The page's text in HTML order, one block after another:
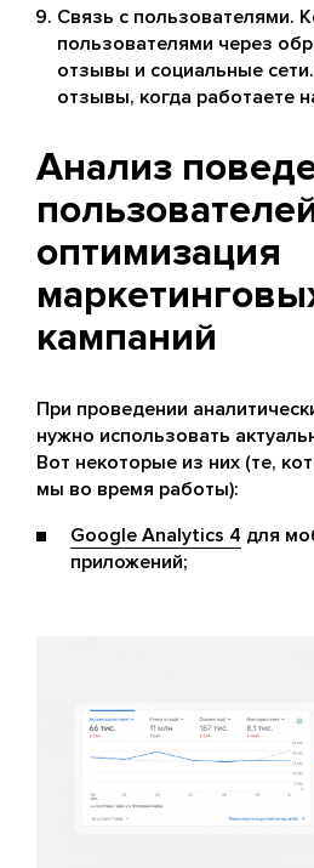
Связь с пользователями.
пользователями через
отзывы и социальные
отзывы, когда работаете
Анализ
оптимизация
кампаний
При проведении
нужно использовать
Вот некоторые из них (те,
мы во время работы):
Google Analytics 4 для
приложений;